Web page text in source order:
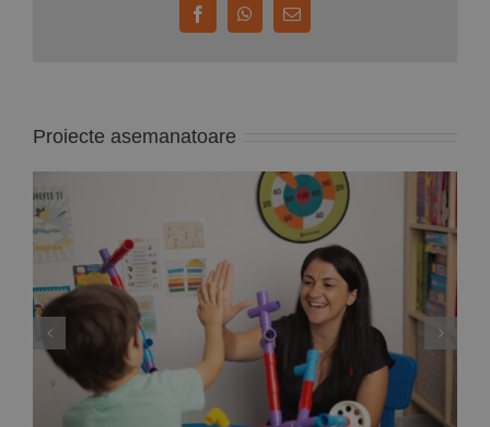
FacebookWhatsApp
E-
Proiecte asemanatoare
Deputata PNL Mara Calista anunță un proiect
de lege care reglementează modul de
exercitare a profesiei de ”analist
comportamental”, adică specialistul care
gestionează terapiile problemelor copiilor cu
autism